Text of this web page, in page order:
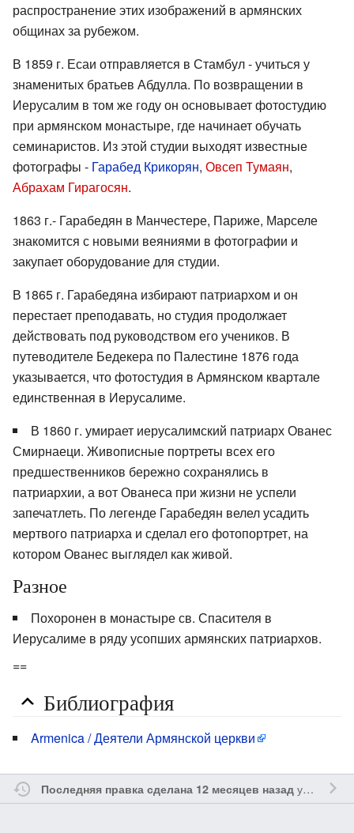
распространение этих изображений в армянских
общинах за рубежом.
В 1859 г. Есаи отправляется в Стамбул - учиться у
знаменитых братьев Абдулла. По возвращении в
Иерусалим в том же году он основывает фотостудию
при армянском монастыре, где начинает обучать
семинаристов. Из этой студии выходят известные
фотографы - Гарабед Крикорян, Овсеп Тумаян,
Абрахам Гирагосян.
1863 г.- Гарабедян в Манчестере, Париже, Марселе
знакомится с новыми веяниями в фотографии и
закупает оборудование для студии.
В 1865 г. Гарабедяна избирают патриархом и он
перестает преподавать, но студия продолжает
действовать под руководством его учеников. В
путеводителе Бедекера по Палестине 1876 года
указывается, что фотостудия в Армянском квартале
единственная в Иерусалиме.
В 1860 г. умирает иерусалимский патриарх Ованес
Смирнаеци. Живописные портреты всех его
предшественников бережно сохранялись в
патриархии, а вот Ованеса при жизни не успели
запечатлеть. По легенде Гарабедян велел усадить
мертвого патриарха и сделал его фотопортрет, на
котором Ованес выглядел как живой.
Разное
Похоронен в монастыре св. Спасителя в
Иерусалиме в ряду усопших армянских патриархов.
==
Библиография
Armenica / Деятели Армянской церкви
Последняя правка сделана 12 месяцев назадучастником